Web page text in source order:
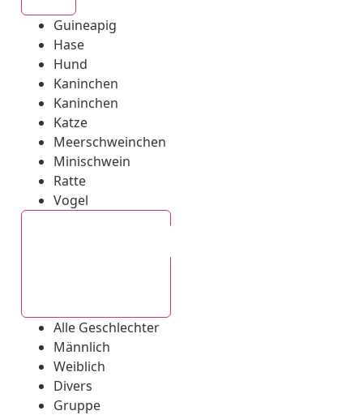
Guineapig
Hase
Hund
Kaninchen
Kaninchen
Katze
Meerschweinchen
Minischwein
Ratte
Vogel
Alle Geschlechter
Männlich
Weiblich
Divers
Gruppe